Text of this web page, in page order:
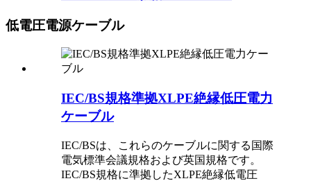
低電圧電源ケーブル
IEC/BS規格準拠XLPE絶縁低圧電力
ケーブル
IEC/BSは、これらのケーブルに関する国際
電気標準会議規格および英国規格です。
IEC/BS規格に準拠したXLPE絶縁低電圧